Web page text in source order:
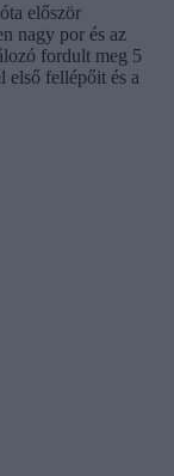
először
nagy por és az
fordult meg 5
első fellépőit és a